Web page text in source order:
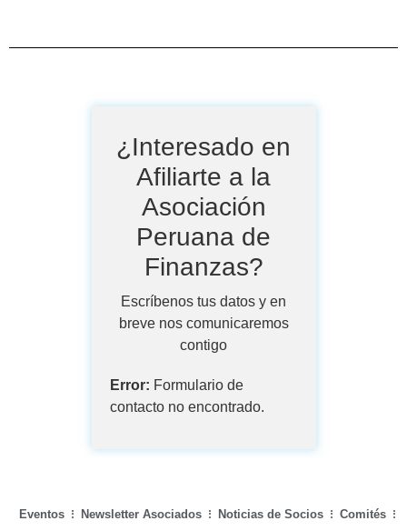
¿Interesado en
Afiliarte a la
Asociación
Peruana de
Finanzas?
Escríbenos tus datos y en
breve nos comunicaremos
contigo
Error: Formulario de
contacto no encontrado.
Eventos Newsletter Asociados Noticias de Socios Comités